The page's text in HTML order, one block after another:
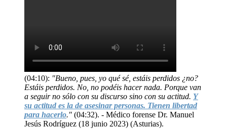
(04:10): "Bueno, pues, yo qué sé, estáis perdidos ¿no?
Estáis perdidos. No, no podéis hacer nada. Porque van
a seguir no sólo con su discurso sino con su actitud. Y
su actitud es la de asesinar personas. Tienen libertad
para hacerlo." (04:32). - Médico forense Dr. Manuel
Jesús Rodríguez (18 junio 2023) (Asturias).